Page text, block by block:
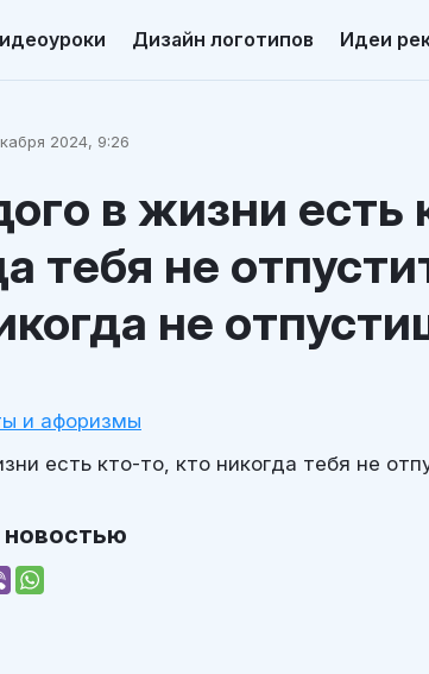
Дизайн логотипов Идеи
2024, 9:26
в жизни есть
тебя не
не
и афоризмы
есть кто-то, кто никогда тебя не